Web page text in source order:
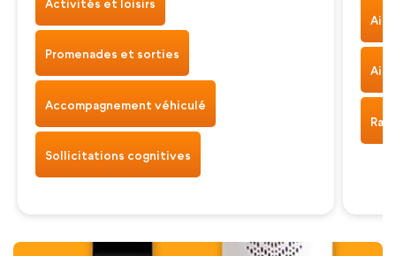
Activités et loisirs
Promenades et sorties
Accompagnement véhiculé
Sollicitations cognitives